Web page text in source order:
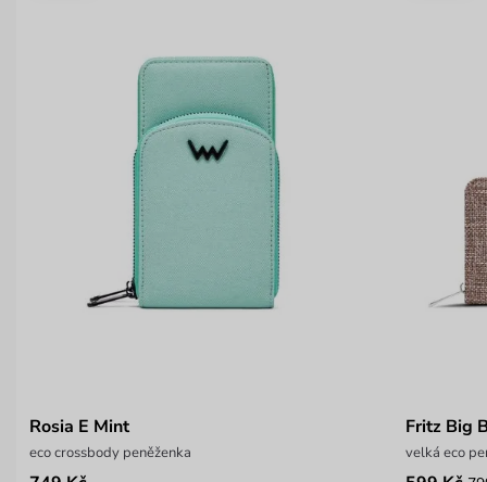
Rosia E Mint
eco crossbody peněženka
Fritz Big
velká eco